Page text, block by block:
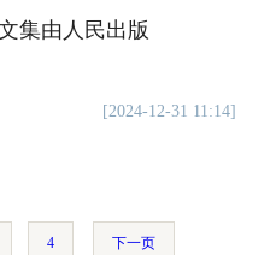
集由人民出版
[2024-12-31 11:14]
4 下一页